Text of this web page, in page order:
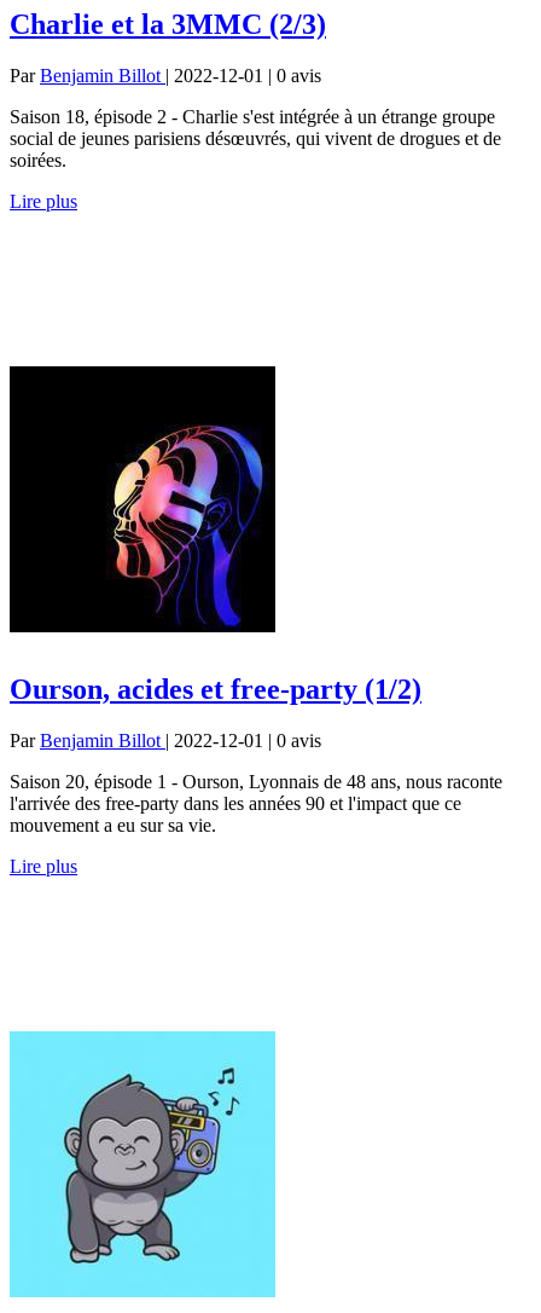
Charlie et la 3MMC (2/3)
ParBenjamin Billot | 2022-12-01 | 0 avis
Saison 18, épisode 2 - Charlie s'est intégrée à un étrange groupe
social de jeunes parisiens désœuvrés, qui vivent de drogues et de
soirées.
Lire plus
Ourson, acides et free-party (1/2)
ParBenjamin Billot | 2022-12-01 | 0 avis
Saison 20, épisode 1 - Ourson, Lyonnais de 48 ans, nous raconte
l'arrivée des free-party dans les années 90 et l'impact que ce
mouvement a eu sur sa vie.
Lire plus